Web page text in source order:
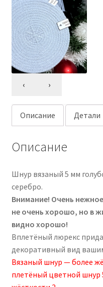
‹ ›
Описание Детали
Описание
Шнур вязаный 5 мм
серебро.
Внимание! Очень
не очень хорошо, но в
видно хорошо!
Вплетёный люрекс
декоративный вид
Вязаный шнур — более
плетёный цветной шнур